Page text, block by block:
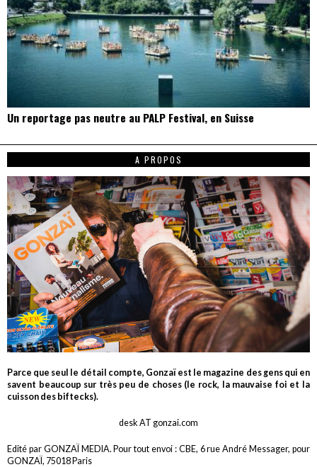
Un reportage pas neutre au PALP Festival, en Suisse
A PROPOS
Parce que seul le détail compte, Gonzaï est le magazine des gens qui en
savent beaucoup sur très peu de choses (le rock, la mauvaise foi et la
cuisson des biftecks).
desk AT gonzai.com
Edité par GONZAÏ MEDIA. Pour tout envoi : CBE, 6 rue André Messager, pour
GONZAÏ, 75018 Paris